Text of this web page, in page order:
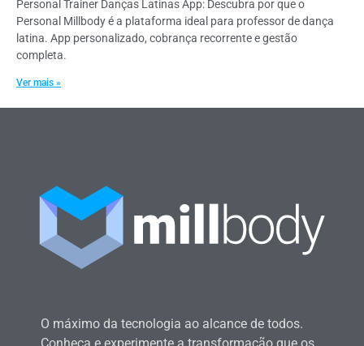
Personal Trainer Danças Latinas App: Descubra por que o
Personal Millbody é a plataforma ideal para professor de dança
latina. App personalizado, cobrança recorrente e gestão
completa.
Ver mais »
O máximo da tecnologia ao alcance de todos.